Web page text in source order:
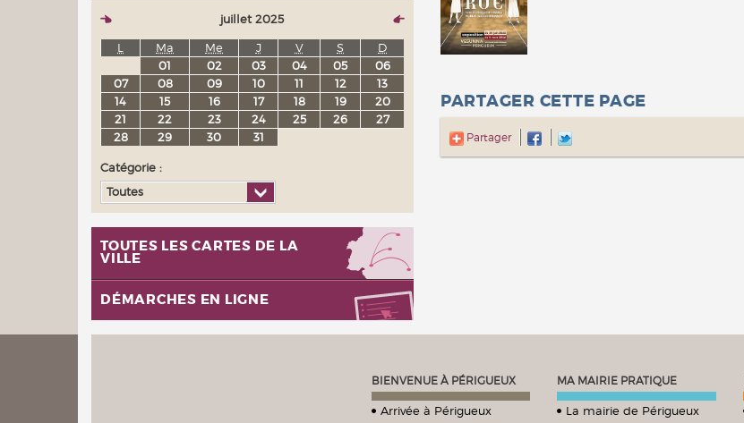
PARTAGER CETTE PAGE
Partager
juillet 2025
L
Ma Me J V S
D
01
02 03 04 05
06
07
08 09 10 11 12
13
14
15 16 17 18 19
20
21
22 23 24 25 26
27
28
29 30 31
Catégorie :
Toutes
TOUTES LES CARTES DE LA
VILLE
DÉMARCHES EN LIGNE
BIENVENUE À PÉRIGUEUX
Arrivée à Périgueux
MA MAIRIE PRATIQUE
La mairie de Périgueux